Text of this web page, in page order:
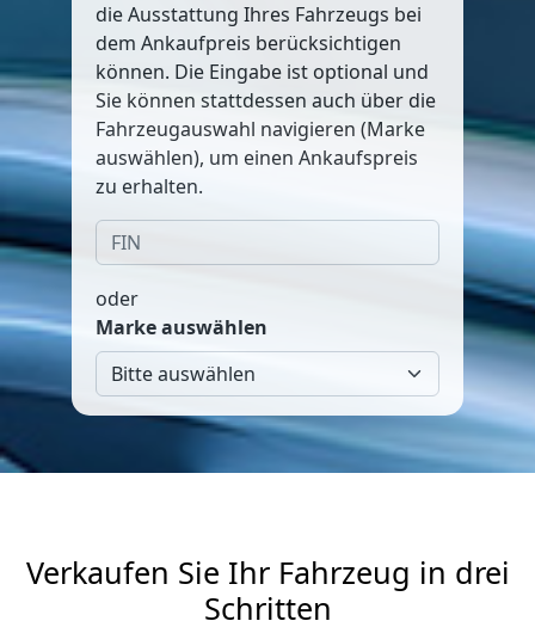
die Ausstattung Ihres Fahrzeugs bei
dem Ankaufpreis berücksichtigen
können. Die Eingabe ist optional und
Sie können stattdessen auch über die
Fahrzeugauswahl navigieren (Marke
auswählen), um einen Ankaufspreis
zu erhalten.
oder
Marke auswählen
Verkaufen Sie Ihr Fahrzeug in drei
Schritten